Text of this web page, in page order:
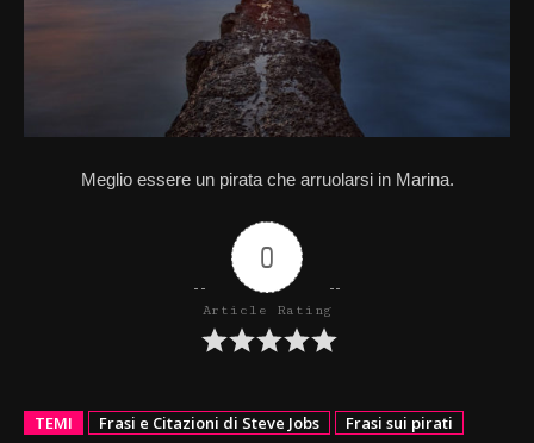
Meglio essere un pirata che arruolarsi in Marina.
0
Article Rating
TEMI Frasi e Citazioni di Steve Jobs Frasi sui pirati